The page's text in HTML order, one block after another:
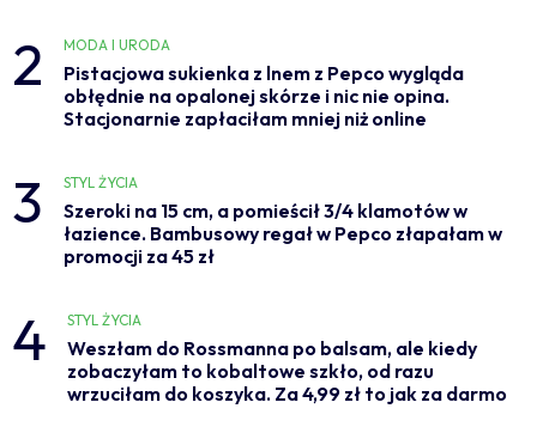
2 MODA I URODA
Pistacjowa sukienka z lnem z Pepco wygląda
obłędnie na opalonej skórze i nic nie opina.
Stacjonarnie zapłaciłam mniej niż online
3 STYL ŻYCIA
Szeroki na 15 cm, a pomieścił 3/4 klamotów w
łazience. Bambusowy regał w Pepco złapałam w
promocji za 45 zł
4 STYL ŻYCIA
Weszłam do Rossmanna po balsam, ale kiedy
zobaczyłam to kobaltowe szkło, od razu
wrzuciłam do koszyka. Za 4,99 zł to jak za darmo